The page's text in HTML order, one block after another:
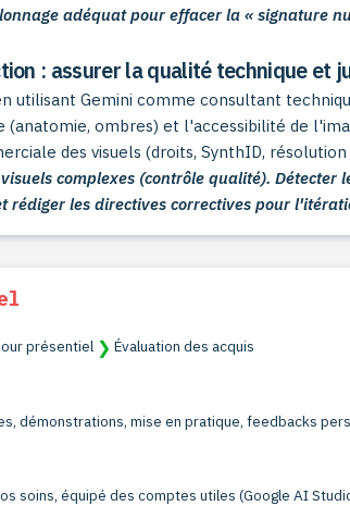
adéquat pour effacer la « signature
: assurer la qualité technique et
utilisant Gemini comme consultant
(anatomie, ombres) et l'accessibilité de
des visuels (droits, SynthID,
complexes (contrôle qualité). Détecter
rédiger les directives correctives pour
présentiel ❯ Évaluation des acquis
démonstrations, mise en pratique, feedbacks
soins, équipé des comptes utiles (Google AI